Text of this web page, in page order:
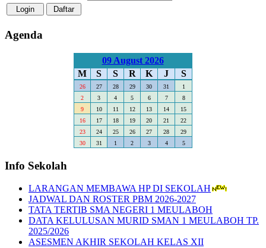
Agenda
09 August 2026
M
S S R K J S
26 27 28 29 30 31
1
2
3 4 5 6 7
8
9
10 11 12 13 14
15
16
17 18 19 20 21
22
23
24 25 26 27 28
29
30
31 1 2 3 4 5
Info Sekolah
LARANGAN MEMBAWA HP DI SEKOLAH
JADWAL DAN ROSTER PBM 2026-2027
TATA TERTIB SMA NEGERI 1 MEULABOH
DATA KELULUSAN MURID SMAN 1 MEULABOH TP.
2025/2026
ASESMEN AKHIR SEKOLAH KELAS XII